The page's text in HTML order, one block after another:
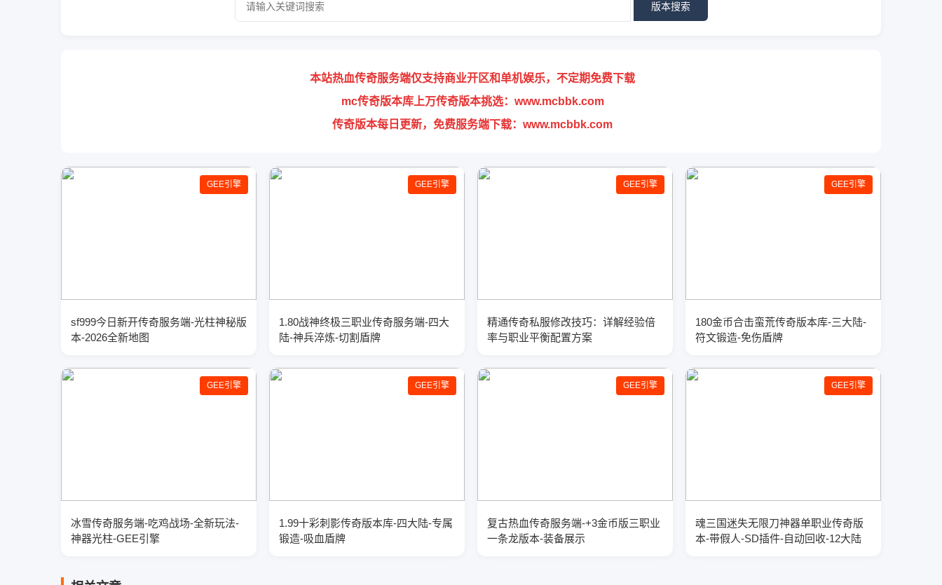
版本搜索
本站热血传奇服务端仅支持商业开区和单机娱乐，不定期免费下载
mc传奇版本库上万传奇版本挑选：www.mcbbk.com
传奇版本每日更新，免费服务端下载：www.mcbbk.com
GEE引擎
sf999今日新开传奇服务端-光柱神秘版
本-2026全新地图
GEE引擎
1.80战神终极三职业传奇服务端-四大
陆-神兵淬炼-切割盾牌
GEE引擎
精通传奇私服修改技巧：详解经验倍
率与职业平衡配置方案
GEE引擎
180金币合击蛮荒传奇版本库-三大陆-
符文锻造-免伤盾牌
GEE引擎
冰雪传奇服务端-吃鸡战场-全新玩法-
神器光柱-GEE引擎
GEE引擎
1.99十彩刺影传奇版本库-四大陆-专属
锻造-吸血盾牌
GEE引擎
复古热血传奇服务端-+3金币版三职业
一条龙版本-装备展示
GEE引擎
魂三国迷失无限刀神器单职业传奇版
本-带假人-SD插件-自动回收-12大陆